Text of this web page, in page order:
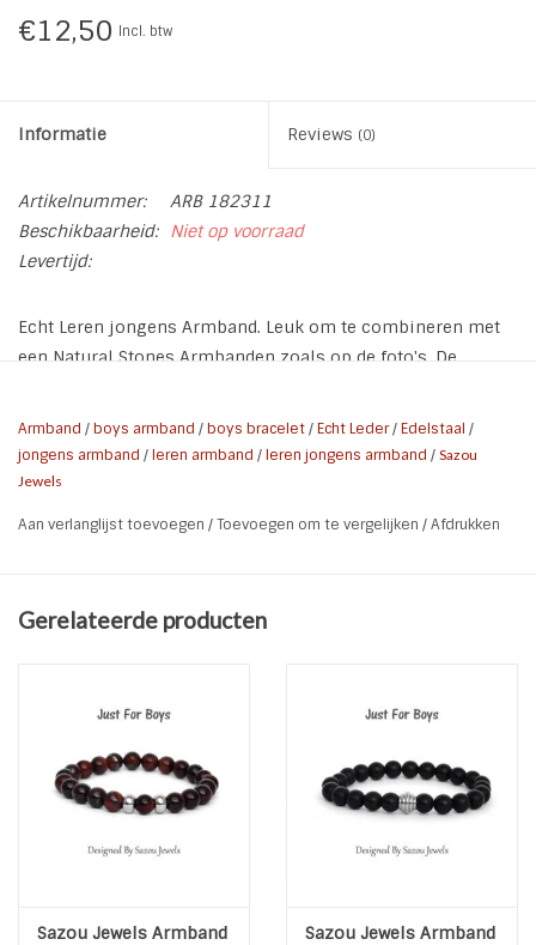
€12,50 Incl. btw
Informatie Reviews (0)
Artikelnummer:
ARB 182311
Beschikbaarheid:
Niet op voorraad
Levertijd:
Echt Leren jongens Armband. Leuk om te combineren met
een Natural Stones Armbanden zoals op de foto's. De
Om de armband maat te bepalen lees even onze tip
Opmeten Armband
Materiaal:
Leder / Stainless Steel
Kenmerken:Nikkel vrij
Armband /boys armband /boys bracelet/Echt Leder/Edelstaal /
jongens armband /leren armband /leren jongens armband / Sazou
Jewels
Aan verlanglijst toevoegen /Toevoegen om te vergelijken /Afdrukken
Gerelateerde producten
Sazou Jewels Armband
Sazou Jewels Armband